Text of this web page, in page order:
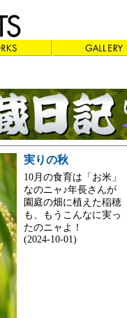
実りの秋
10月の食育は「お米」
なのニャ♪年長さんが
園庭の畑に植えた稲穂
も、もうこんなに実っ
たのニャよ！
(2024-10-01)